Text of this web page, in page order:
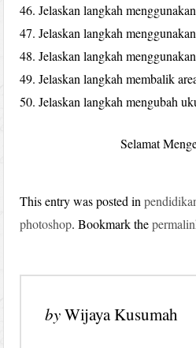
Jelaskan langkah
Jelaskan langkah
Jelaskan langkah
Jelaskan langkah membalik
Jelaskan langkah mengubah
Selamat
This entry was posted in
photoshop. Bookmark the
byWijaya Kusumah